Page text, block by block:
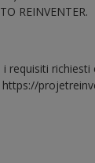
REINVENTER.
requisiti richiesti